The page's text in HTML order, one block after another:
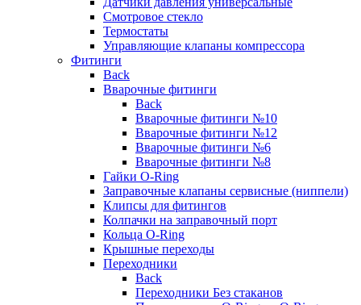
Смотровое стекло
Термостаты
Управляющие клапаны компрессора
Фитинги
Back
Вварочные фитинги
Back
Вварочные фитинги №10
Вварочные фитинги №12
Вварочные фитинги №6
Вварочные фитинги №8
Гайки O-Ring
Заправочные клапаны сервисные (ниппели)
Клипсы для фитингов
Колпачки на заправочный порт
Кольца O-Ring
Крышные переходы
Переходники
Back
Переходники Без стаканов